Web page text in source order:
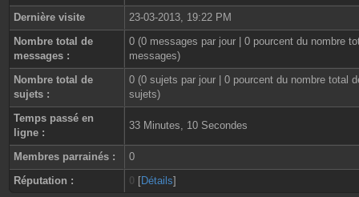
Dernière visite
23-03-2013, 19:22 PM
Nombre total de
messages :
0 (0 messages par jour | 0 pourcent du nombre
messages)
Nombre total de
sujets :
0 (0 sujets par jour | 0 pourcent du nombre total
sujets)
Temps passé en
ligne :
33 Minutes, 10 Secondes
Membres parrainés :
0
Réputation :
0 [Détails]